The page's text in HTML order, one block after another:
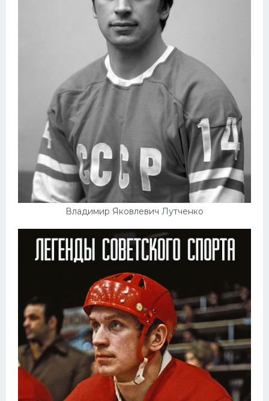
Владимир Яковлевич Лутченко